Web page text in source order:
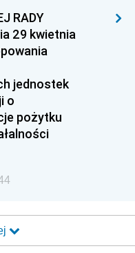
RADY
29 kwietnia
jednostek
o
pożytku